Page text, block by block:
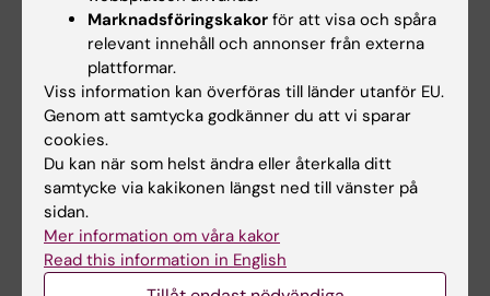
Utdelade anslag i Sverige: 10
Andel kvinnor totalt: 47 (17,5%)
Källa: ERC
Länkar
European Research Council
Marknadsföringskakor för att visa och spåra
relevant innehåll och annonser från externa
plattformar.
Viss information kan överföras till länder utanför EU.
Genom att samtycka godkänner du att vi sparar
cookies.
Du kan när som helst ändra eller återkalla ditt
samtycke via kakikonen längst ned till vänster på
sidan.
Mer information om våra kakor
Read this information in English